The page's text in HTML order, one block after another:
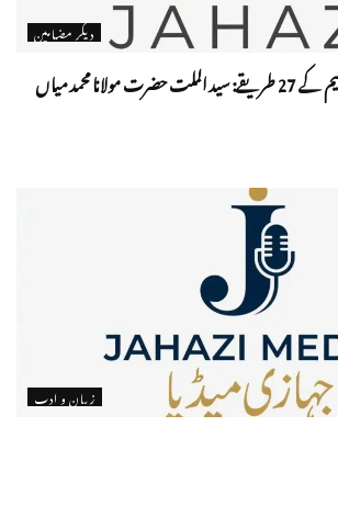
دیگر مضامین
بچوں کو کھیل کھیل میں تعلیم کے 27 طریقے: سید الملت حضرت مولانا محمد میاں
زبان و ادب